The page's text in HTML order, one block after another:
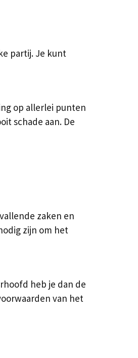
partij. Je kunt
op allerlei punten
schade aan. De
zaken en
zijn om het
heb je dan de
van het